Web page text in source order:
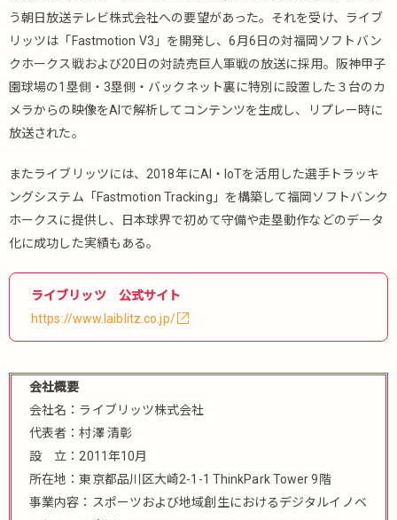
う朝日放送テレビ株式会社への要望があった。それを受け、ライブ
リッツは「Fastmotion V3」を開発し、6月6日の対福岡ソフトバン
クホークス戦および20日の対読売巨人軍戦の放送に採用。阪神甲子
園球場の1塁側・3塁側・バックネット裏に特別に設置した３台のカ
メラからの映像をAIで解析してコンテンツを生成し、リプレー時に
放送された。
またライブリッツには、2018年にAI・IoTを活用した選手トラッキ
ングシステム「Fastmotion Tracking」を構築して福岡ソフトバンク
ホークスに提供し、日本球界で初めて守備や走塁動作などのデータ
化に成功した実績もある。
ライブリッツ 公式サイト
https://www.laiblitz.co.jp/
会社概要
会社名：ライブリッツ株式会社
代表者：村澤 清彰
設 立：2011年10月
所在地：東京都品川区大崎2-1-1 ThinkPark Tower 9階
事業内容：スポーツおよび地域創生におけるデジタルイノベ